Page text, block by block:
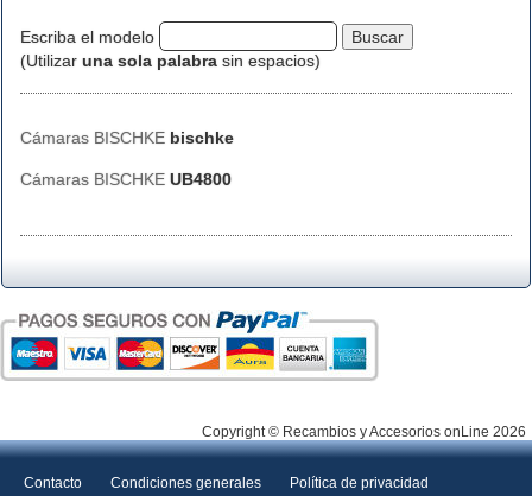
Escriba el modelo
(Utilizar una sola palabra sin espacios)
Cámaras BISCHKE bischke
Cámaras BISCHKE UB4800
Copyright © Recambios y Accesorios onLine 2026
Contacto Condiciones generales Política de privacidad